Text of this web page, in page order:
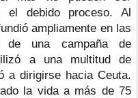
el debido proceso. Al
ampliamente en las
de una campaña de
a una multitud de
a dirigirse hacia Ceuta.
la vida a más de 75